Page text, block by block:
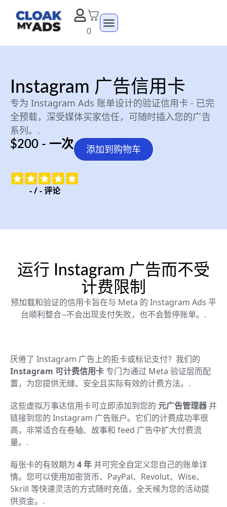
0
Instagram 广告信用卡
专为 Instagram Ads 账单设计的验证信用卡 - 已完
全预载，深受媒体买家信任，可随时插入您的广告
系列。.
$200 - 一次
添加到购物车
-/-评论
运行 Instagram 广告而不受
计费限制
预加载和验证的信用卡旨在与 Meta 的 Instagram Ads 平
台顺利整合--不会出现支付失败，也不会暂停账单。.
厌倦了 Instagram 广告上的拒卡或标记支付？我们的
Instagram 可计费信用卡 专门为通过 Meta 验证层而配
置，为您提供无缝、安全且实际有效的计费方法。.
这些虚拟万事达信用卡可立即添加到您的 元广告管理器并
链接到您的 Instagram 广告账户。它们的计费成功率很
高，非常适合在卷轴、故事和 feed 广告中扩大付费流
量。.
每张卡的有效期为 4 年并可完全自定义您自己的账单详
情。您可以使用加密货币、PayPal、Revolut、Wise、
Skrill 等快速灵活的方式随时充值，全天候为您的活动提
供资金。.